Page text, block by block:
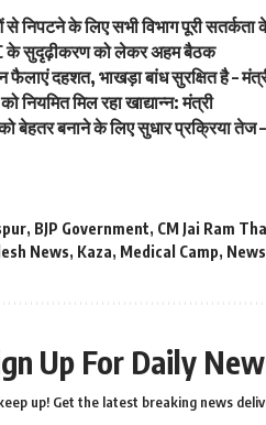
निपटने के लिए सभी विभाग पूरी सतर्कता
के सुदृढ़ीकरण को लेकर अहम बैठक
फैलाएं दहशत, भाखड़ा बांध सुरक्षित है –
नियमित मिल रहा खाद्यान्न: मंत्री
को बेहतर बनाने के लिए सुधार प्रक्रिया तेज
, BJP Government, CM Jai Ram
News, Kaza, Medical Camp, News
Up For Daily
up! Get the latest breaking news